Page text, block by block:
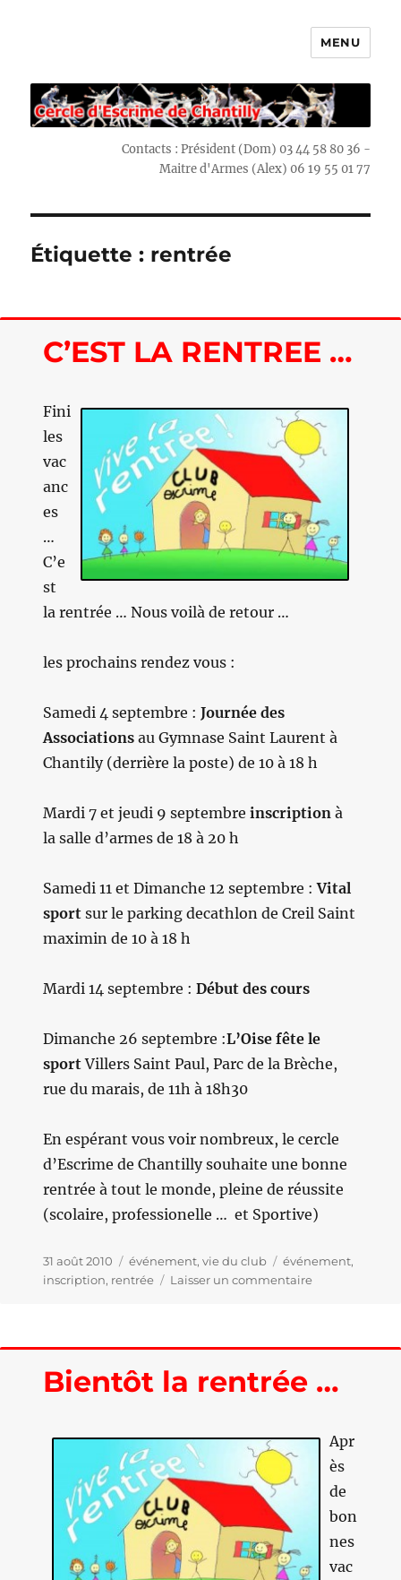
MENU
Contacts : Président (Dom) 03 44 58 80 36 -
Maitre d'Armes (Alex) 06 19 55 01 77
Étiquette : rentrée
C’EST LA RENTREE …
Fini
les
vac
anc
es
…
C’e
st
la rentrée … Nous voilà de retour …
les prochains rendez vous :
Samedi 4 septembre : Journée des
Associationsau Gymnase Saint Laurent à
Chantily (derrière la poste) de 10 à 18 h
Mardi 7 et jeudi 9 septembre inscriptionà
la salle d’armes de 18 à 20 h
Samedi 11 et Dimanche 12 septembre :Vital
sportsur le parking decathlon de Creil Saint
maximin de 10 à 18 h
Mardi 14 septembre : Début des cours
Dimanche 26 septembre :L’Oise fête le
sportVillers Saint Paul, Parc de la Brèche,
rue du marais, de 11h à 18h30
En espérant vous voir nombreux, le cercle
d’Escrime de Chantilly souhaite une bonne
rentrée à tout le monde, pleine de réussite
(scolaire, professionelle … et Sportive)
Publié
le
31 août 2010 Catégories
événement, vie du club Étiquettes
événement,
inscription, rentrée Laisser un commentairesur
Bientôt la rentrée …
Apr
ès
de
bon
nes
vac